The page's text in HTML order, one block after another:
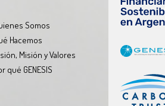
Somos
Hacemos
Misión y Valores
qué GENESIS